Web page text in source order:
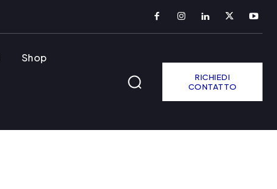
Shop
RICHIEDI
CONTATTO